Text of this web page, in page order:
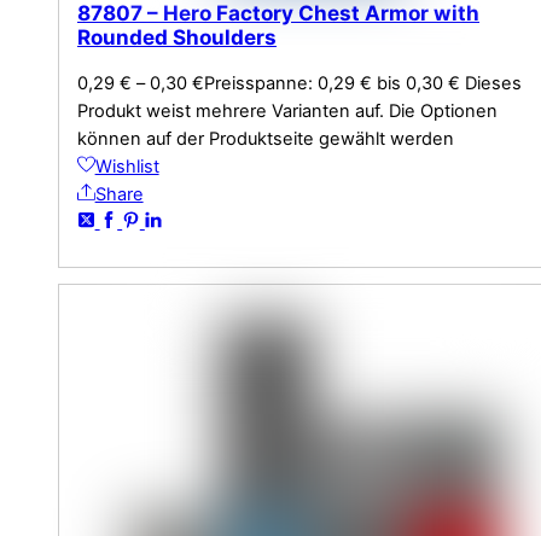
87807 – Hero Factory Chest Armor with
Rounded Shoulders
0,29 € –0,30 €Preisspanne: 0,29 € bis 0,30 € Dieses
Produkt weist mehrere Varianten auf. Die Optionen
können auf der Produktseite gewählt werden
Wishlist
Share